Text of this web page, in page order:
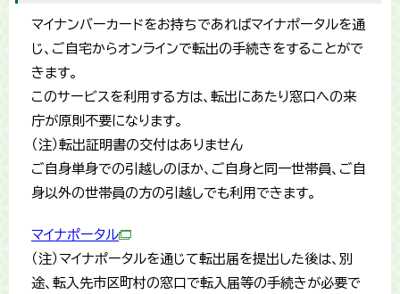
マイナンバーカードをお持ちであればマイナポータルを通
じ、ご自宅からオンラインで転出の手続きをすることがで
きます。
このサービスを利用する方は、転出にあたり窓口への来
庁が原則不要になります。
（注）転出証明書の交付はありません
ご自身単身での引越しのほか、ご自身と同一世帯員、ご自
身以外の世帯員の方の引越しでも利用できます。
マイナポータル
（注）マイナポータルを通じて転出届を提出した後は、別
途、転入先市区町村の窓口で転入届等の手続きが必要で